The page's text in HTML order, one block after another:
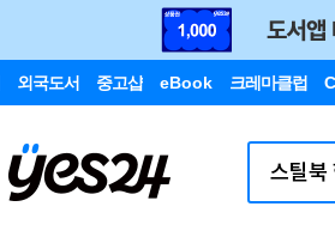
외국도서 중고샵 eBook 크레마클럽